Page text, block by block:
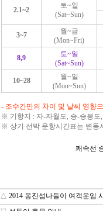
2.1~2
토~일
(Sat~Sun)
3~7
월~금
(Mon~Fri)
8,9
토~일
(Sat~Sun)
10~28
월~일
(Mon~Sun)
- 조수간만의 차이 및 날씨 영향
※ 기항지 : 자-자월도, 승-승봉도
※ 상기 선박 운항시간표는 변동
쾌속선
△ 2014 옹진섬나들이 여객운임